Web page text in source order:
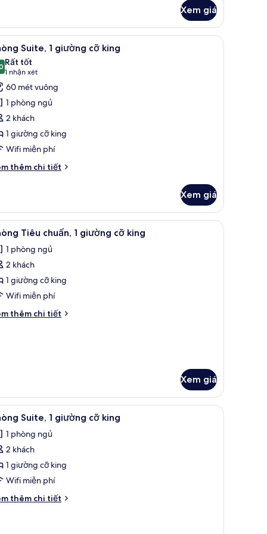
Xem giá
bộ đồ giường cao cấp Bộ trải giường bằng vải cotton Ai Cập, bộ
6 Suite, 1 giường cỡ king
trên 10
Rất tốt
1 nhận xét
(1
nhận
xét)
60 mét vuông
1 phòng ngủ
2 khách
1 giường cỡ king
Wifi miễn phí
thêm chi tiết
Xem giá
bộ đồ giường cao cấp Bộ trải giường bằng vải cotton Ai Cập, bộ
6 Tiêu chuẩn, 1 giường cỡ king
1 phòng ngủ
2 khách
1 giường cỡ king
Wifi miễn phí
thêm chi tiết
Xem giá
bộ đồ giường cao cấp Bộ trải giường bằng vải cotton Ai Cập, bộ
6 Suite, 1 giường cỡ king
1 phòng ngủ
2 khách
1 giường cỡ king
Wifi miễn phí
thêm chi tiết